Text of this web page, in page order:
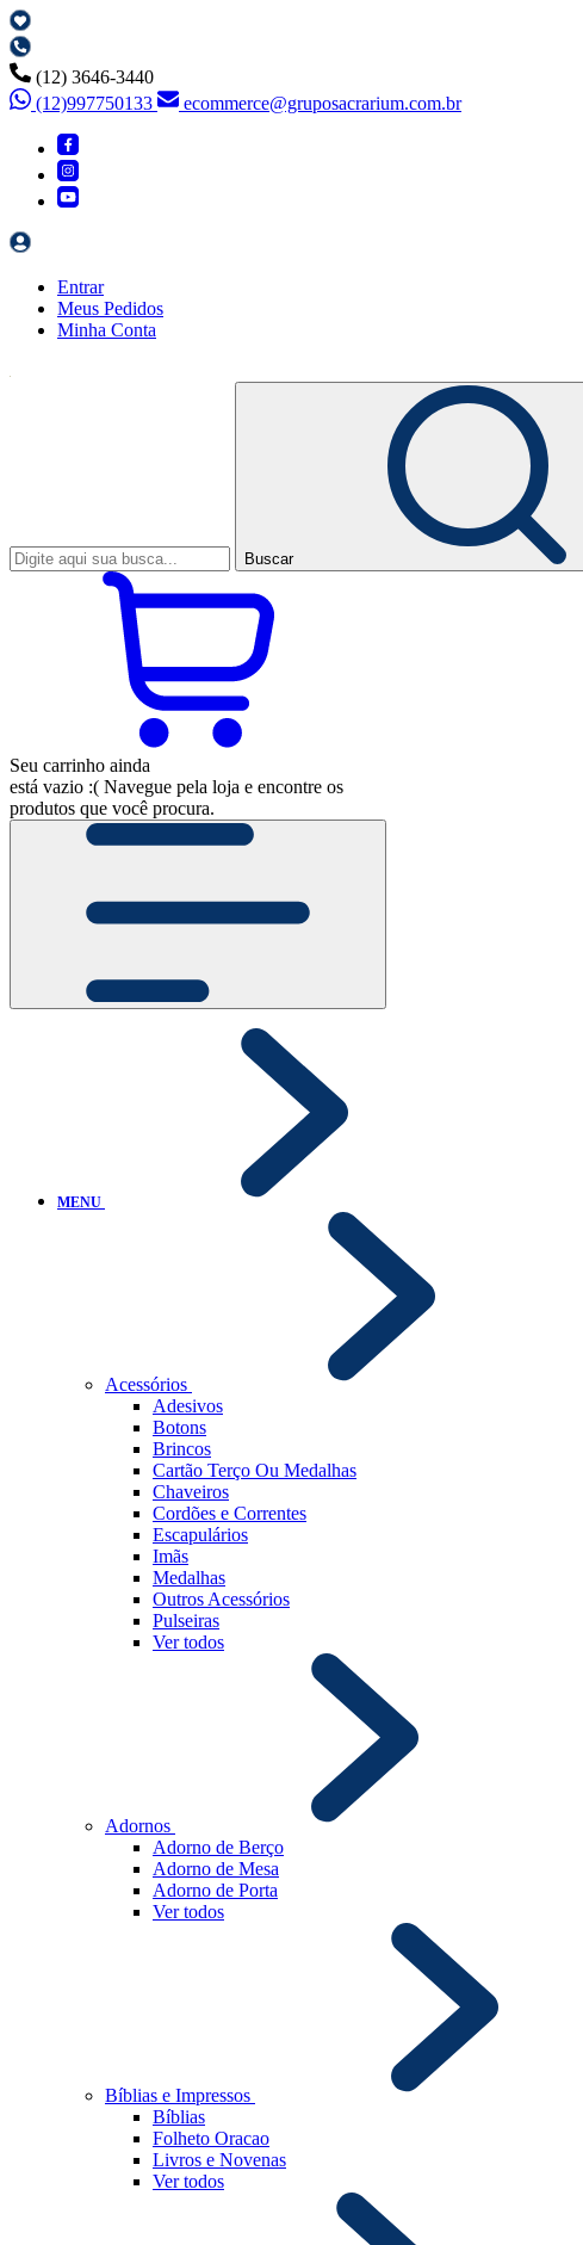
(12) 3646-3440
(12)997750133
ecommerce@gruposacrarium.com.br
Entrar
Meus Pedidos
Minha Conta
Buscar
Seu carrinho ainda
está vazio :( Navegue pela loja e encontre os
produtos que você procura.
MENU
Acessórios
Adesivos
Botons
Brincos
Cartão Terço Ou Medalhas
Chaveiros
Cordões e Correntes
Escapulários
Imãs
Medalhas
Outros Acessórios
Pulseiras
Ver todos
Adornos
Adorno de Berço
Adorno de Mesa
Adorno de Porta
Ver todos
Bíblias e Impressos
Bíblias
Folheto Oracao
Livros e Novenas
Ver todos